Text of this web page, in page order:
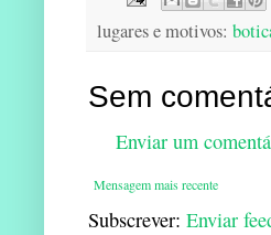
lugares e motivos:
Sem
Enviar um
Mensagem mais recente
Subscrever: Enviar